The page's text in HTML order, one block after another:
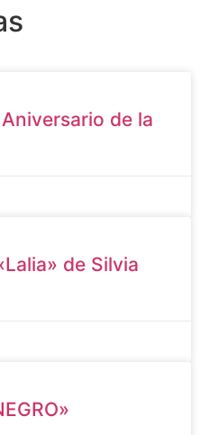
de la
de Silvia